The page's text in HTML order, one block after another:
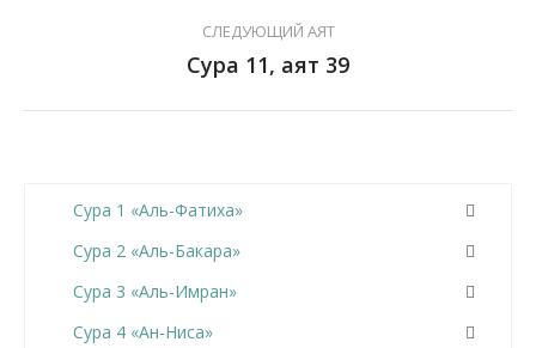
СЛЕДУЮЩИЙ АЯТ
Сура 11, аят 39
Сура 1 «Аль-Фатиха»
Сура 2 «Аль-Бакара»
Сура 3 «Аль-Имран»
Сура 4 «Ан-Ниса»